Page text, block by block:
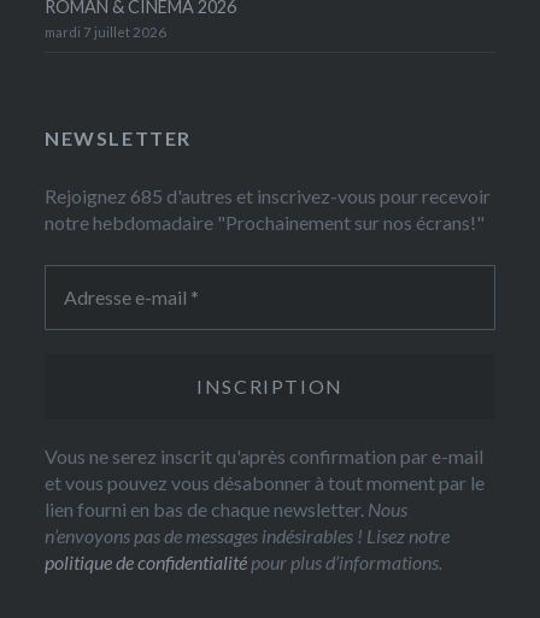
ROMAN & CINEMA 2026
mardi 7 juillet 2026
NEWSLETTER
Rejoignez 685 d'autres et inscrivez-vous pour recevoir
notre hebdomadaire "Prochainement sur nos écrans!"
Vous ne serez inscrit qu'après confirmation par e-mail
et vous pouvez vous désabonner à tout moment par le
lien fourni en bas de chaque newsletter. Nous
n’envoyons pas de messages indésirables ! Lisez notre
politique de confidentialité pour plus d’informations.